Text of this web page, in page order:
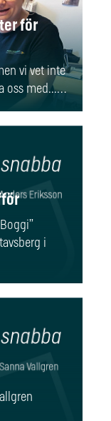
för
vi vet inte
oss med...…
i